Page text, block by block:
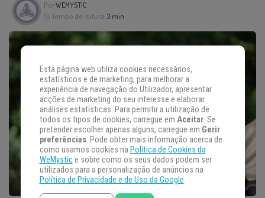
PorWEMYSTIC
Tempo de leitura: 3 min
Esta página web utiliza cookies necessários,
estatísticos e de marketing, para melhorar a
experiência de navegação do Utilizador, apresentar
acções de marketing do seu interesse e elaborar
análises estatísticas. Para permitir a utilização de
todos os tipos de cookies, carregue em Aceitar. Se
pretender escolher apenas alguns, carregue em Gerir
preferências. Pode obter mais informação acerca de
como usamos cookies na Política de Cookies da
WeMystice sobre como os seus dados podem ser
utilizados para a personalização de anúncios na
Política de Privacidade e de Uso da Google.